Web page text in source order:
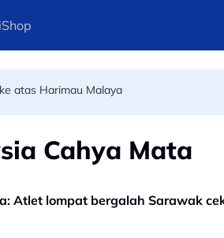
Shop
atas Harimau Malaya
Cahya Mata
Atlet lompat bergalah Sarawak